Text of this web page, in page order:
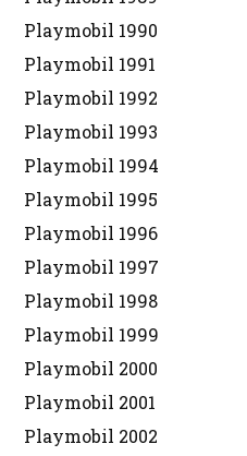
Playmobil 1990
Playmobil 1991
Playmobil 1992
Playmobil 1993
Playmobil 1994
Playmobil 1995
Playmobil 1996
Playmobil 1997
Playmobil 1998
Playmobil 1999
Playmobil 2000
Playmobil 2001
Playmobil 2002